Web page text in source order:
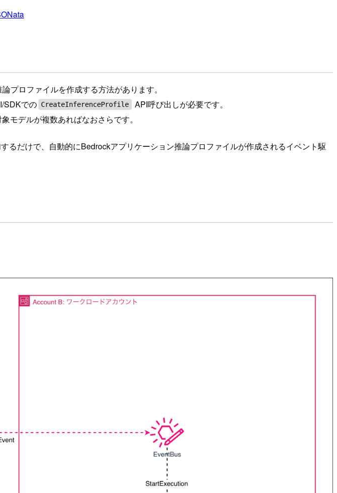
プロファイルを作成する方法があります。
SDKでの CreateInferenceProfile
API呼び出しが必要です。
モデルが複数あればなおさらです。
だけで、自動的にBedrockアプリケーション推論プロファイルが作成されるイベント駆